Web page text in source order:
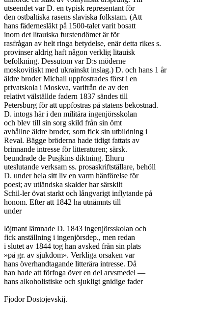
utseendet var D. en typisk representant för
den ostbaltiska rasens slaviska folkstam. (Att
hans fädernesläkt på 1500-talet varit bosatt
inom det litauiska furstendömet är för
rasfrågan av helt ringa betydelse, enär detta rikes s.
provinser aldrig haft någon verklig litauisk
befolkning. Dessutom var D:s möderne
moskovitiskt med ukrainskt inslag.) D. och hans 1 år
äldre broder Michail uppfostrades först i en
privatskola i Moskva, varifrån de av den
relativt välställde fadern 1837 sändes till
Petersburg för att uppfostras på statens bekostnad.
D. intogs här i den militära ingenjörsskolan
och blev till sin sorg skild från sin ömt
avhållne äldre broder, som fick sin utbildning i
Reval. Bägge bröderna hade tidigt fattats av
brinnande intresse för litteraturen; särsk.
beundrade de Pusjkins diktning. Ehuru
uteslutande verksam ss. prosaskriftställare, behöll
D. under hela sitt liv en varm hänförelse för
poesi; av utländska skalder har särskilt
Schil-ler övat starkt och långvarigt inflytande på
honom. Efter att 1842 ha utnämnts till
under
löjtnant lämnade D. 1843 ingenjörsskolan och
fick anställning i ingenjörsdep., men redan
i slutet av 1844 tog han avsked från sin plats
»på gr. av sjukdom». Verkliga orsaken var
hans överhandtagande litterära intresse. Då
han hade att förfoga över en del arvsmedel —
hans alkoholistiske och sjukligt gnidige fader
Fjodor Dostojevskij.